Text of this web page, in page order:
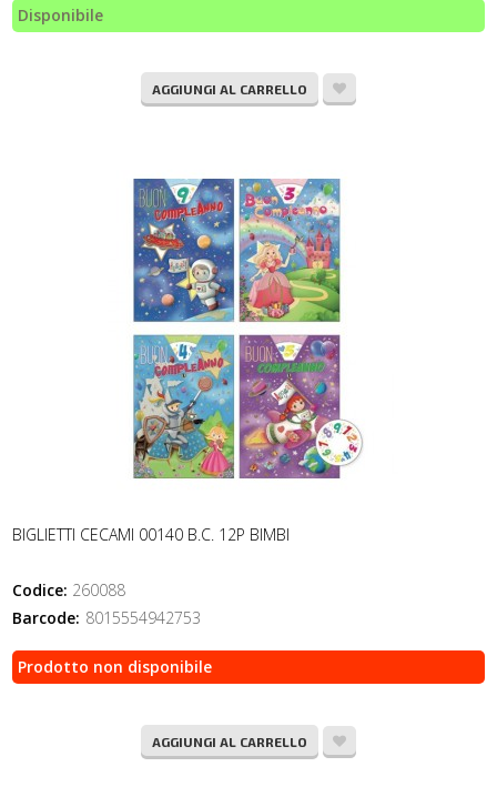
Disponibile
AGGIUNGI AL CARRELLO
BIGLIETTI CECAMI 00140 B.C. 12P BIMBI
Codice: 260088
Barcode: 8015554942753
Prodotto non disponibile
AGGIUNGI AL CARRELLO